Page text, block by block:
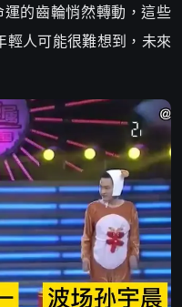
的齒輪悄然轉動，這些
人可能很難想到，未來